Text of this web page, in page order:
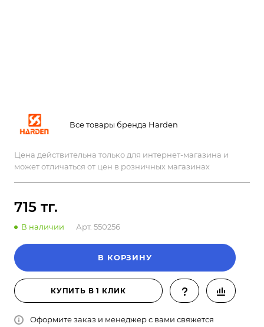
Все товары бренда Harden
Цена действительна только для интернет-магазина и
может отличаться от цен в розничных магазинах
715 тг.
В наличии Арт. 550256
В КОРЗИНУ
КУПИТЬ В 1 КЛИК
Оформите заказ и менеджер с вами свяжется